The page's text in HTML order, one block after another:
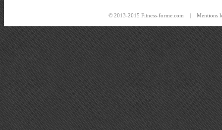
© 2013-2015 Fitness-forme.com | Mentions